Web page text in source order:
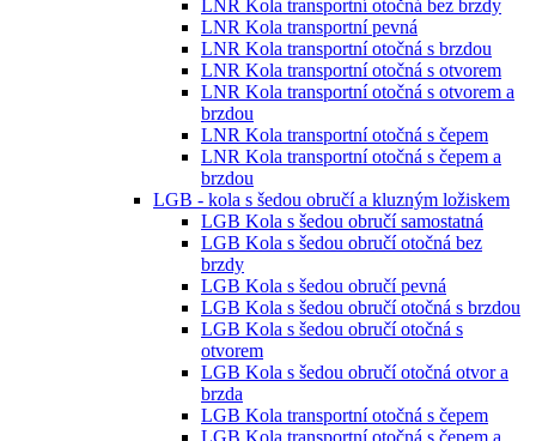
LNR Kola transportní otočná bez brzdy
LNR Kola transportní pevná
LNR Kola transportní otočná s brzdou
LNR Kola transportní otočná s otvorem
LNR Kola transportní otočná s otvorem a
brzdou
LNR Kola transportní otočná s čepem
LNR Kola transportní otočná s čepem a
brzdou
LGB - kola s šedou obručí a kluzným ložiskem
LGB Kola s šedou obručí samostatná
LGB Kola s šedou obručí otočná bez
brzdy
LGB Kola s šedou obručí pevná
LGB Kola s šedou obručí otočná s brzdou
LGB Kola s šedou obručí otočná s
otvorem
LGB Kola s šedou obručí otočná otvor a
brzda
LGB Kola transportní otočná s čepem
LGB Kola transportní otočná s čepem a